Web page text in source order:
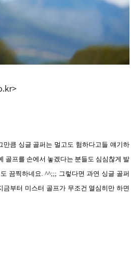
만큼 싱글 골퍼는 멀고도 험하다고들 얘기하
골프를 손에서 놓겠다는 분들도 심심찮게 발
끔찍하네요. ^^;;; 그렇다면 과연 싱글 골퍼
금부터 미스터 골프가 무조건 열심히만 하면